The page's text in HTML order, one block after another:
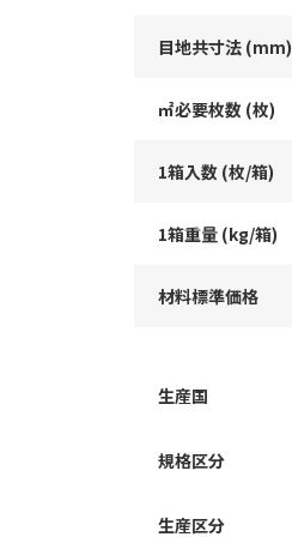
目地共寸法 (mm)
㎡必要枚数 (枚)
1箱入数 (枚/箱)
1箱重量 (kg/箱)
材料標準価格
生産国
規格区分
生産区分